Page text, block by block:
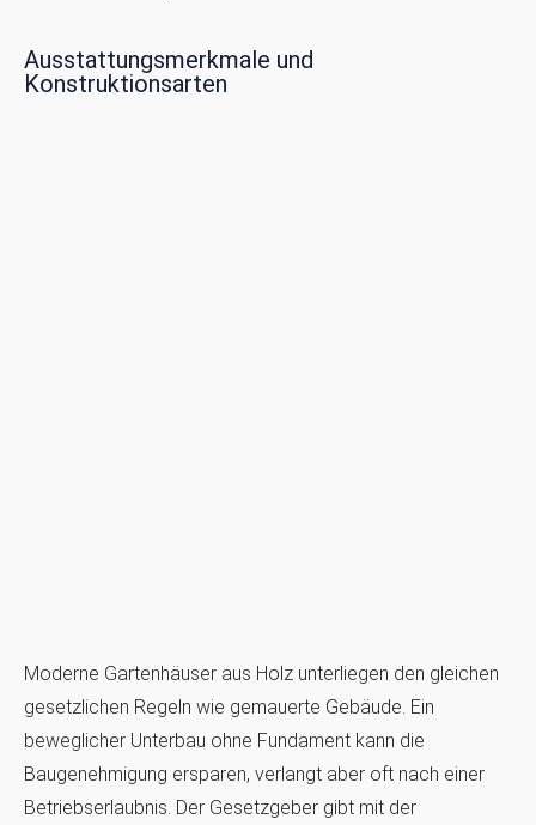
Ausstattungsmerkmale und
Konstruktionsarten
Moderne Gartenhäuser aus Holz unterliegen den gleichen
gesetzlichen Regeln wie gemauerte Gebäude. Ein
beweglicher Unterbau ohne Fundament kann die
Baugenehmigung ersparen, verlangt aber oft nach einer
Betriebserlaubnis. Der Gesetzgeber gibt mit der